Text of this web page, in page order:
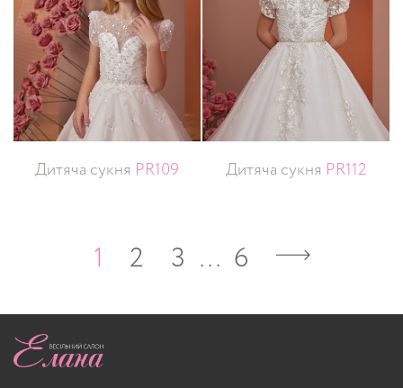
Дитяча сукня PR109 Дитяча сукня PR112
1 2 3 … 6